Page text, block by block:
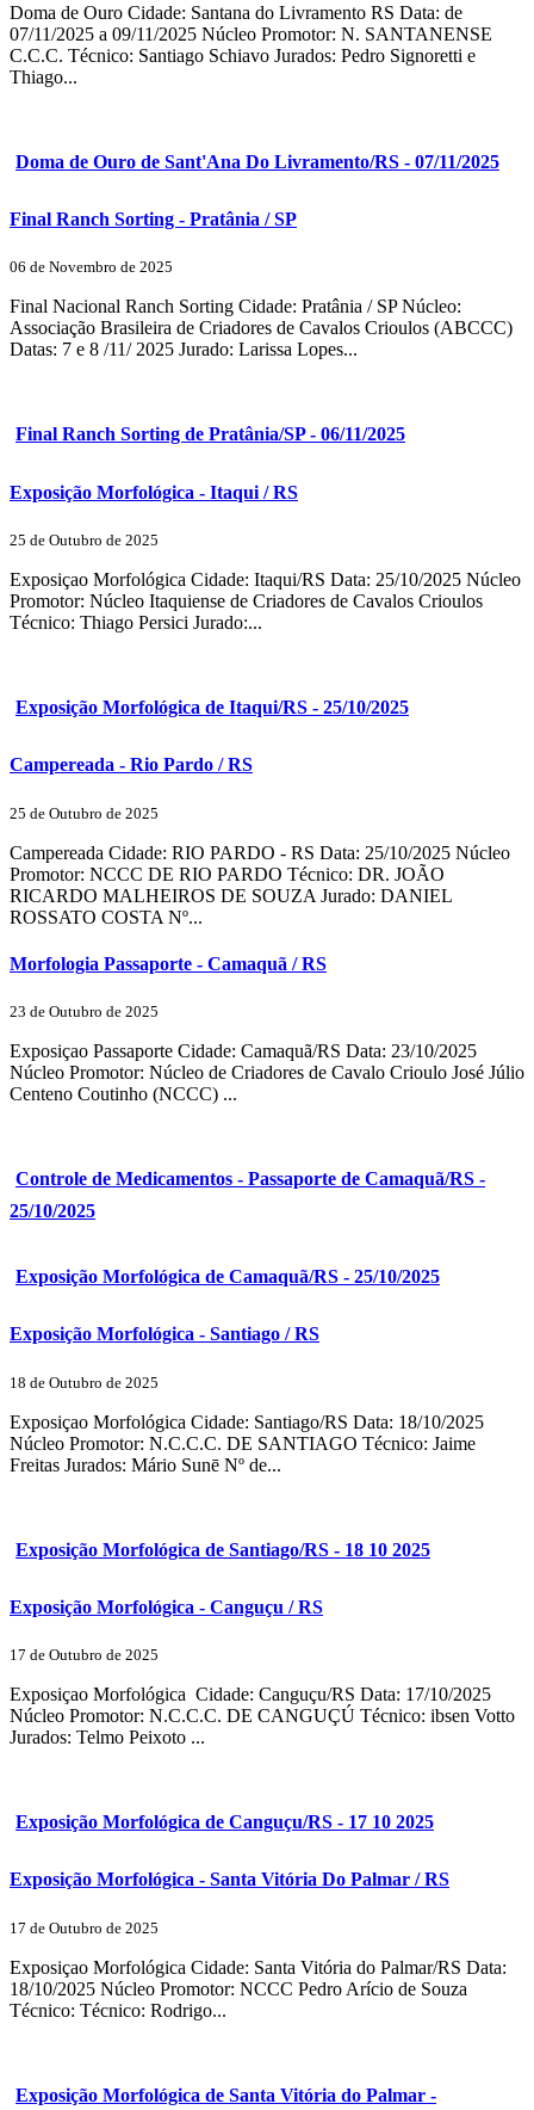
Doma de Ouro Cidade: Santana do Livramento RS Data: de
07/11/2025 a 09/11/2025 Núcleo Promotor: N. SANTANENSE
C.C.C. Técnico: Santiago Schiavo Jurados: Pedro Signoretti e
Thiago...
Doma de Ouro de Sant'Ana Do Livramento/RS - 07/11/2025
Final Ranch Sorting - Pratânia / SP
06 de Novembro de 2025
Final Nacional Ranch Sorting Cidade: Pratânia / SP Núcleo:
Associação Brasileira de Criadores de Cavalos Crioulos (ABCCC)
Datas: 7 e 8 /11/ 2025 Jurado: Larissa Lopes...
Final Ranch Sorting de Pratânia/SP - 06/11/2025
Exposição Morfológica - Itaqui / RS
25 de Outubro de 2025
Exposiçao Morfológica Cidade: Itaqui/RS Data: 25/10/2025 Núcleo
Promotor: Núcleo Itaquiense de Criadores de Cavalos Crioulos
Técnico: Thiago Persici Jurado:...
Exposição Morfológica de Itaqui/RS - 25/10/2025
Campereada - Rio Pardo / RS
25 de Outubro de 2025
Campereada Cidade: RIO PARDO - RS Data: 25/10/2025 Núcleo
Promotor: NCCC DE RIO PARDO Técnico: DR. JOÃO
RICARDO MALHEIROS DE SOUZA Jurado: DANIEL
ROSSATO COSTA Nº...
Morfologia Passaporte - Camaquã / RS
23 de Outubro de 2025
Exposiçao Passaporte Cidade: Camaquã/RS Data: 23/10/2025
Núcleo Promotor: Núcleo de Criadores de Cavalo Crioulo José Júlio
Centeno Coutinho (NCCC) ...
Controle de Medicamentos - Passaporte de Camaquã/RS -
25/10/2025
Exposição Morfológica de Camaquã/RS - 25/10/2025
Exposição Morfológica - Santiago / RS
18 de Outubro de 2025
Exposiçao Morfológica Cidade: Santiago/RS Data: 18/10/2025
Núcleo Promotor: N.C.C.C. DE SANTIAGO Técnico: Jaime
Freitas Jurados: Mário Sunē Nº de...
Exposição Morfológica de Santiago/RS - 18 10 2025
Exposição Morfológica - Canguçu / RS
17 de Outubro de 2025
Exposiçao Morfológica Cidade: Canguçu/RS Data: 17/10/2025
Núcleo Promotor: N.C.C.C. DE CANGUÇÚ Técnico: ibsen Votto
Jurados: Telmo Peixoto ...
Exposição Morfológica de Canguçu/RS - 17 10 2025
Exposição Morfológica - Santa Vitória Do Palmar / RS
17 de Outubro de 2025
Exposiçao Morfológica Cidade: Santa Vitória do Palmar/RS Data:
18/10/2025 Núcleo Promotor: NCCC Pedro Arício de Souza
Técnico: Técnico: Rodrigo...
Exposição Morfológica de Santa Vitória do Palmar -